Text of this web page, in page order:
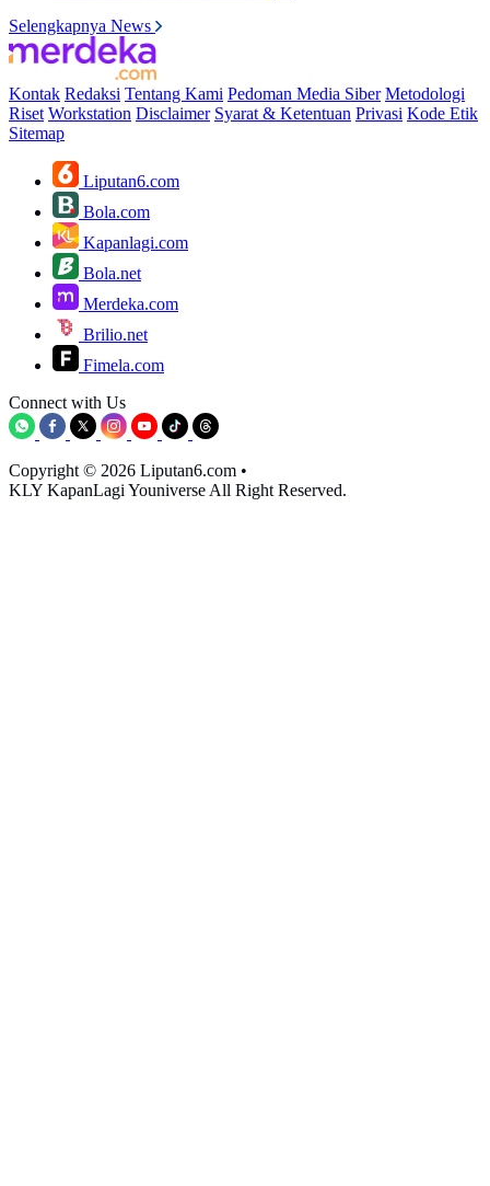
Selengkapnya News
Kontak Redaksi Tentang Kami Pedoman Media Siber Metodologi
Riset Workstation Disclaimer Syarat & Ketentuan Privasi Kode Etik
Sitemap
Liputan6.com
Bola.com
Kapanlagi.com
Bola.net
Merdeka.com
Brilio.net
Fimela.com
Connect with Us
Copyright © 2026 Liputan6.com •
KLY KapanLagi Youniverse All Right Reserved.